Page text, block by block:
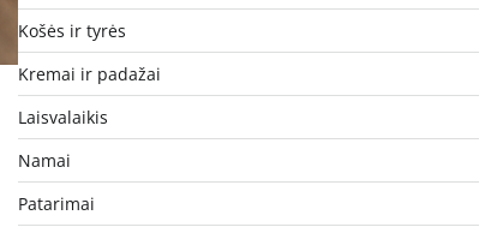
Košės ir tyrės
Kremai ir padažai
Laisvalaikis
Namai
Patarimai